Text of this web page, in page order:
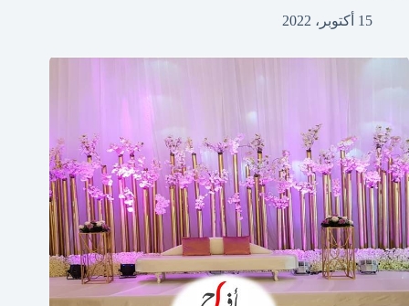
15 أكتوبر، 2022